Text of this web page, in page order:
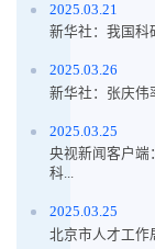
2025.03.21
新华社：我国科
2025.03.26
新华社：张庆伟
2025.03.25
央视新闻客户端
科...
2025.03.25
北京市人才工作